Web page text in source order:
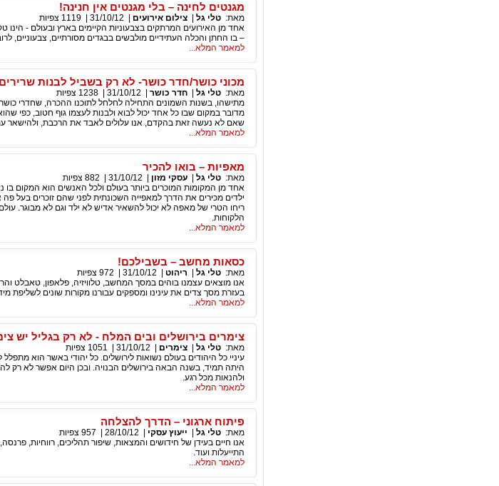
מגנטים לחינה – בלי מגנטים אין חנינה!
מאת: טלי גל צילום אירועים 31/10/12
1119 צפיות
אחד מן האירועים המרתקים בצבעוניות הקיימים בארץ ובעולם -
– בו החתן והכלה העתידיים מולבשים בבגדים מסורתיים, צבעוניים,
למאמר המלא...
מכוני כושר/חדר כושר- לא רק בשביל לבנות שרירים
מאת: טלי גל חדר כושר 31/10/12
1238 צפיות
מתישהו, בשנות השמונים התחילה לחלחל לתוכנו ההכרה, שחדרי
מדובר במקום שבו כל אחד יכול לבוא ולבנות לעצמו גוף חטוב, כפי
שאם לא נעשה זאת בהקדם, אנו עלולים לאבד את הרכבת, ולהישאר
למאמר המלא...
מאפיות – בואו להכיר
מאת: טלי גל עסקי מזון 31/10/12
882 צפיות
אחד מן המקומות המוכרים ביותר בעולם ולכל האנשים הוא המקום בו
ילדים מכירים את הדרך למאפייה השכונתית לפני שהם זוכרים בעל
ריחו הטרי של מאפה לא יכול להשאיר אדיש לא ילד וגם לא מבוגר.
הלקוחות.
למאמר המלא...
כסאות מחשב – בשבילכם!
מאת: טלי גל ריהוט 31/10/12
972 צפיות
אנו מוצאים עצמנו בוהים במסך המחשב, טלוויזיה, פלאפון, טאבלט
בעזרת מסך צדים את עינינו ומספקים עבורנו מקורות שונים לשליפת
למאמר המלא...
צימרים בירושלים ובים המלח - לא רק בגליל יש
מאת: טלי גל צימרים 31/10/12
1051 צפיות
עיניי כל היהודים בעולם נשואות לירושלים. כל יהודי באשר הוא מתפלל
היתה תמיד, בשנה הבאה בירושלים הבנויה. ובכן היום אפשר לא רק
ולהנאות מכל רגע.
למאמר המלא...
פיתוח ארגוני – הדרך להצלחה
מאת: טלי גל ייעוץ עסקי 28/10/12
957 צפיות
אנו חיים בעידן של חידושים והמצאות, שיפור תהליכים, רווחיות,
התייעלות ועוד.
למאמר המלא...